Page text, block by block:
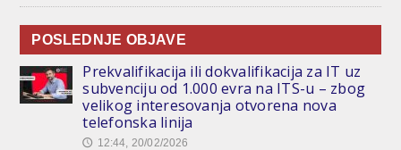
POSLEDNJE OBJAVE
Prekvalifikacija ili dokvalifikacija za IT uz
subvenciju od 1.000 evra na ITS-u – zbog
velikog interesovanja otvorena nova
telefonska linija
🕔 12:44, 20/02/2026